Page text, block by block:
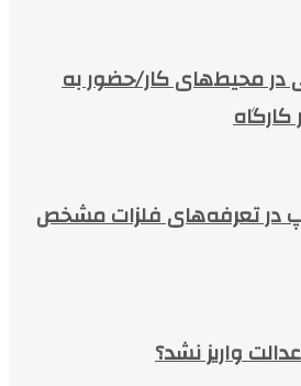
در محیط‌های کار/حضور به
در تعرفه‌های فلزات مشخص
واریز نشد؟